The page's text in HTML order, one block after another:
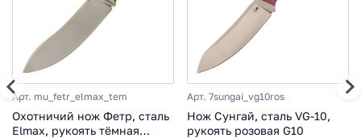
Арт. mu_fetr_elmax_tem
Охотничий нож Фетр, сталь
Elmax, рукоять тёмная
Арт. 7sungai_vg10ros
Нож Сунгай, сталь VG-10,
рукоять розовая G10